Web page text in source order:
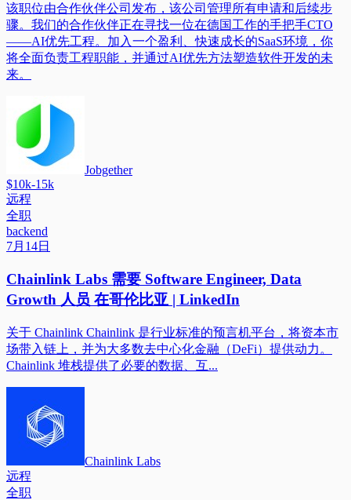
该职位由合作伙伴公司发布，该公司管理所有申请和后续步
骤。我们的合作伙伴正在寻找一位在德国工作的手把手CTO
——AI优先工程。加入一个盈利、快速成长的SaaS环境，你
将全面负责工程职能，并通过AI优先方法塑造软件开发的未
来。
Jobgether
$10k-15k
远程
全职
backend
7月14日
Chainlink Labs 需要 Software Engineer, Data
Growth 人员 在哥伦比亚 | LinkedIn
关于 Chainlink Chainlink 是行业标准的预言机平台，将资本市
场带入链上，并为大多数去中心化金融（DeFi）提供动力。
Chainlink 堆栈提供了必要的数据、互...
Chainlink Labs
远程
全职